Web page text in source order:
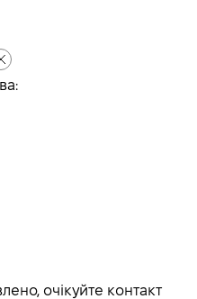
очікуйте контакт